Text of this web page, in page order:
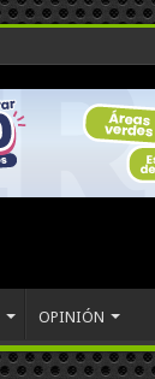
OPINIÓN